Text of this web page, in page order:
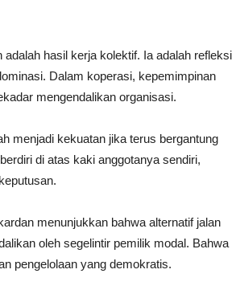
hasil kerja kolektif. Ia adalah refleksi
Dalam koperasi, kepemimpinan
mengendalikan organisasi.
menjadi kekuatan jika terus bergantung
di atas kaki anggotanya sendiri,
menunjukkan bahwa alternatif jalan
oleh segelintir pemilik modal. Bahwa
pengelolaan yang demokratis.